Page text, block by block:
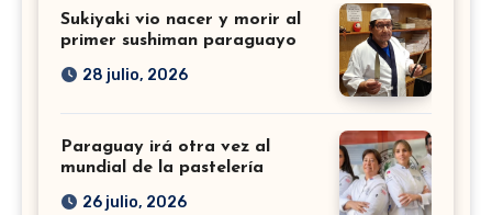
Sukiyaki vio nacer y morir al
primer sushiman paraguayo
28 julio, 2026
Paraguay irá otra vez al
mundial de la pastelería
26 julio, 2026